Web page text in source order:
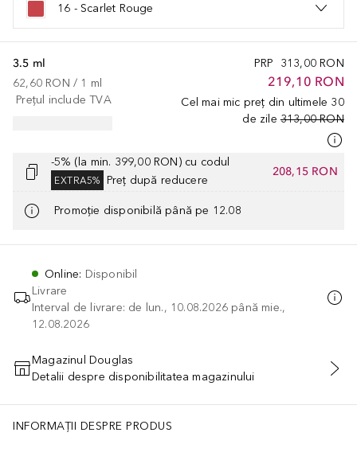
16 - Scarlet Rouge
PRP 313,00 RON
219,10 RON
Cel mai mic preț din ultimele 30
de zile 313,00 RON
3.5 ml
62,60 RON / 1 ml
Prețul include TVA
-5% (la min. 399,00 RON) cu codul
EXTRA5% Preț după reducere
208,15 RON
Promoție disponibilă până pe 12.08
Online: Disponibil
Livrare
Interval de livrare: de lun., 10.08.2026 până mie.,
12.08.2026
ADĂUGAȚI ÎN COŞ
Magazinul Douglas
Detalii despre disponibilitatea magazinului
INFORMAȚII DESPRE PRODUS